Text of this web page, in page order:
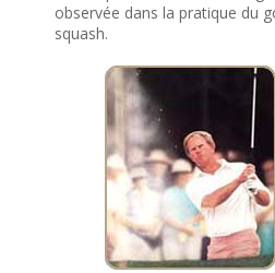
observée dans la pratique du
squash.